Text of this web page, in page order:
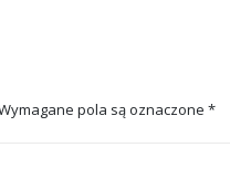
pola są oznaczone *